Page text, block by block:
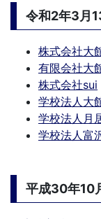
令和2年3月
株式会社大
有限会社大
株式会社sui
学校法人大
学校法人月
学校法人富
平成30年10